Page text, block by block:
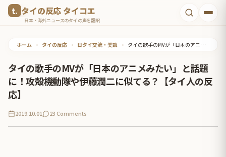
タイの反応 タイコエ
日本・海外ニュースのタイの声を翻訳
ホーム • タイの反応 • 日タイ交流・美談 • タイの歌手のMVが「日本のアニメみたい」と話題に！攻殻機動隊や伊藤潤二に似てる？【タイ人の反応】
タイの歌手のMVが「日本のアニメみたい」と話題
に！攻殻機動隊や伊藤潤二に似てる？【タイ人の反
応】
2019.10.01 23 Comments